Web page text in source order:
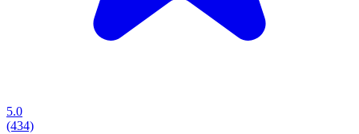
5.0
(434)